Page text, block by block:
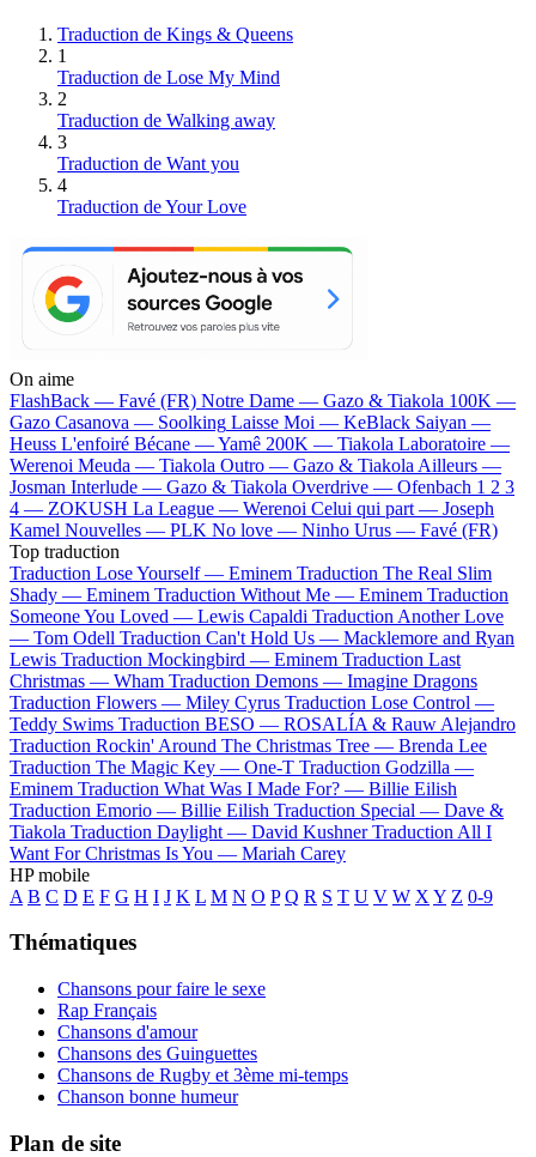
Traduction de Kings & Queens
1
Traduction de Lose My Mind
2
Traduction de Walking away
3
Traduction de Want you
4
Traduction de Your Love
On aime
FlashBack — Favé (FR) Notre Dame — Gazo & Tiakola 100K —
Gazo Casanova — Soolking Laisse Moi — KeBlack Saiyan —
Heuss L'enfoiré Bécane —Yamê 200K — Tiakola Laboratoire —
Werenoi Meuda — Tiakola Outro — Gazo & Tiakola Ailleurs —
Josman Interlude — Gazo & Tiakola Overdrive — Ofenbach 1 2 3
4 — ZOKUSH La League — Werenoi Celui qui part — Joseph
Kamel Nouvelles — PLK No love — Ninho Urus — Favé (FR)
Top traduction
Traduction Lose Yourself — Eminem Traduction The Real Slim
Shady — Eminem Traduction Without Me — Eminem Traduction
Someone You Loved — Lewis Capaldi Traduction Another Love
— Tom Odell Traduction Can't Hold Us — Macklemore and Ryan
Lewis Traduction Mockingbird — Eminem Traduction Last
Christmas — Wham Traduction Demons — Imagine Dragons
Traduction Flowers — Miley Cyrus Traduction Lose Control —
Teddy Swims Traduction BESO — ROSALÍA & Rauw Alejandro
Traduction Rockin' Around The Christmas Tree — Brenda Lee
Traduction The Magic Key — One-T Traduction Godzilla —
Eminem Traduction What Was I Made For? — Billie Eilish
Traduction Emorio — Billie Eilish Traduction Special — Dave &
Tiakola Traduction Daylight — David Kushner Traduction All I
Want For Christmas Is You — Mariah Carey
HP mobile
A B C D E F G H I J K L M N O P Q R S T U V W X Y Z 0-9
Thématiques
Chansons pour faire le sexe
Rap Français
Chansons d'amour
Chansons des Guinguettes
Chansons de Rugby et 3ème mi-temps
Chanson bonne humeur
Plan de site